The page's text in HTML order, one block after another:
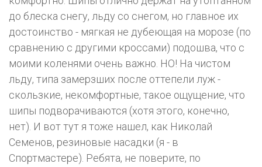
до блеска снегу, льду со снегом, но главное их
достоинство - мягкая не дубеющая на морозе (по
сравнению с другими кроссами) подошва, что с
моими коленями очень важно. НО! На чистом
льду, типа замерзших после оттепели луж -
скользкие, некомфортные, такое ощущение, что
шипы подворачиваются (хотя этого, конечно,
нет). И вот тут я тоже нашел, как Николай
Семенов, резиновые насадки (я - в
Спортмастере). Ребята, не поверите, по